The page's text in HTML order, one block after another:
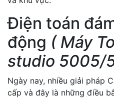
Điện toán
động ( Máy
studio 5005/
Ngày nay, nhiều giải pháp
cấp và đây là những điều